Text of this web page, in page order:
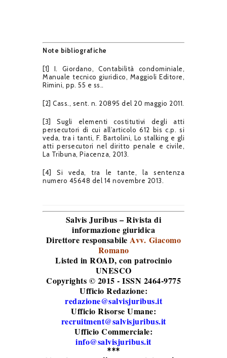
Note bibliografiche
[1] I. Giordano, Contabilità condominiale,
Manuale tecnico giuridico, Maggioli Editore,
Rimini, pp. 55 e ss..
[2] Cass., sent. n. 20895 del 20 maggio 2011.
[3] Sugli elementi costitutivi degli atti
persecutori di cui all’articolo 612 bis c.p. si
veda, tra i tanti, F. Bartolini, Lo stalking e gli
atti persecutori nel diritto penale e civile,
La Tribuna, Piacenza, 2013.
[4] Si veda, tra le tante, la sentenza
numero 45648 del 14 novembre 2013.
Salvis Juribus – Rivista di
informazione giuridica
Direttore responsabileAvv. Giacomo
Romano
Listed in ROAD, con patrocinio
UNESCO
Copyrights © 2015 - ISSN 2464-9775
Ufficio Redazione:
redazione@salvisjuribus.it
Ufficio Risorse Umane:
recruitment@salvisjuribus.it
Ufficio Commerciale:
info@salvisjuribus.it
***